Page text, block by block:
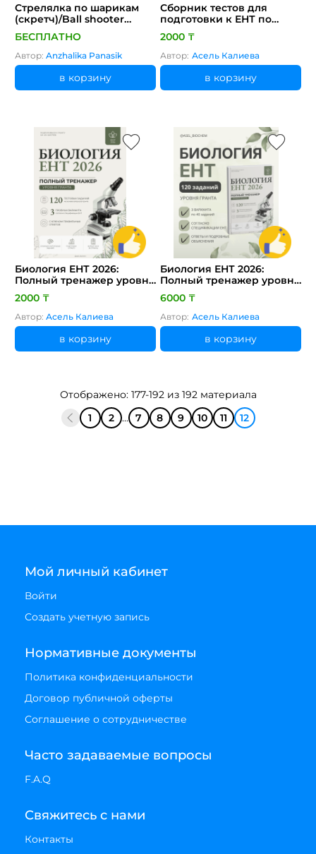
Стрелялка по шарикам
(скретч)/Ball shooter
(scratch)
БЕСПЛАТНО
Автор: Anzhalika Panasik
в корзину
Сборник тестов для
подготовки к ЕНТ по
биологии 200 вопросов (5
вариантов) база 2025-2026
годы
2000 ₸
Автор: Асель Калиева
в корзину
Биология ЕНТ 2026:
Полный тренажер уровня
гранта 120 тестовых
заданий (3 пробных
варианта)
2000 ₸
Автор: Асель Калиева
в корзину
Биология ЕНТ 2026:
Полный тренажер уровня
гранта 120 тестовых
заданий с полными
объяснениями
6000 ₸
Автор: Асель Калиева
в корзину
Отображено: 177-192 из 192 материала
1
2 ... 7 8 9 10 11 12
Мой личный кабинет
Войти
Создать учетную запись
Нормативные документы
Политика конфиденциальности
Договор публичной оферты
Соглашение о сотрудничестве
Часто задаваемые вопросы
F.A.Q
Свяжитесь с нами
Контакты